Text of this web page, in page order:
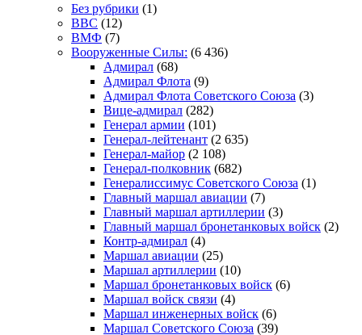
Без рубрики (1)
ВВС (12)
ВМФ (7)
Вооруженные Силы: (6 436)
Адмирал (68)
Адмирал Флота (9)
Адмирал Флота Советского Союза (3)
Вице-адмирал (282)
Генерал армии (101)
Генерал-лейтенант (2 635)
Генерал-майор (2 108)
Генерал-полковник (682)
Генералиссимус Советского Союза (1)
Главный маршал авиации (7)
Главный маршал артиллерии (3)
Главный маршал бронетанковых войск (2)
Контр-адмирал (4)
Маршал авиации (25)
Маршал артиллерии (10)
Маршал бронетанковых войск (6)
Маршал войск связи (4)
Маршал инженерных войск (6)
Маршал Советского Союза (39)